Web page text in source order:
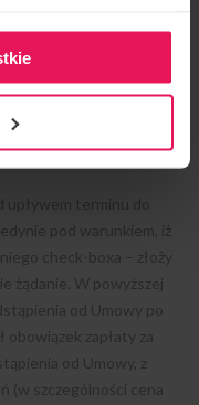
Kredytów lub Pakietów
ponoszenia kosztów, w
złożenia oświadczenia
opisane w § 7
pod warunkiem, iż
check-boxa – złoży
żądanie. W powyższej
od Umowy po
obowiązek zapłaty za
od Umowy, z
(w szczególności cena